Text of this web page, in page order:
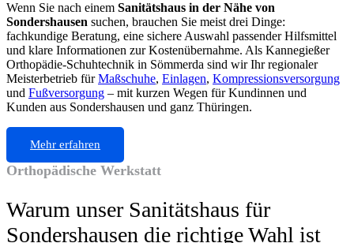
Wenn Sie nach einem Sanitätshaus in der Nähe von
Sondershausen suchen, brauchen Sie meist drei Dinge:
fachkundige Beratung, eine sichere Auswahl passender Hilfsmittel
und klare Informationen zur Kostenübernahme. Als Kannegießer
Orthopädie-Schuhtechnik in Sömmerda sind wir Ihr regionaler
Meisterbetrieb fürMaßschuhe, Einlagen, Kompressionsversorgung
und Fußversorgung – mit kurzen Wegen für Kundinnen und
Kunden aus Sondershausen und ganz Thüringen.
Mehr erfahren
Orthopädische Werkstatt
Warum unser Sanitätshaus für
Sondershausen die richtige Wahl ist